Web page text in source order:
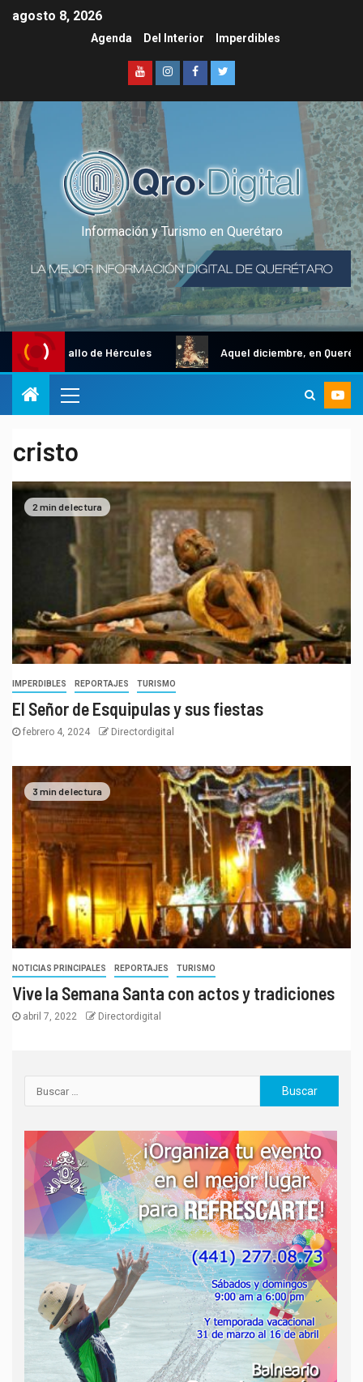
agosto 8, 2026
Agenda Del Interior Imperdibles
Información y Turismo en Querétaro
Gallo de Hércules Aquel diciembre, en Querétaro
cristo
2 min de lectura
IMPERDIBLES REPORTAJES TURISMO
El Señor de Esquipulas y sus fiestas
febrero 4, 2024 Directordigital
3 min de lectura
NOTICIAS PRINCIPALES REPORTAJES TURISMO
Vive la Semana Santa con actos y tradiciones
abril 7, 2022 Directordigital